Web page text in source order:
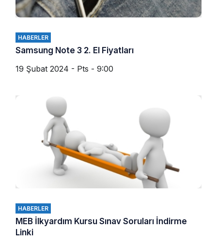
HABERLER
Samsung Note 3 2. El Fiyatları
19 Şubat 2024 - Pts - 9:00
HABERLER
MEB İlkyardım Kursu Sınav Soruları İndirme
Linki